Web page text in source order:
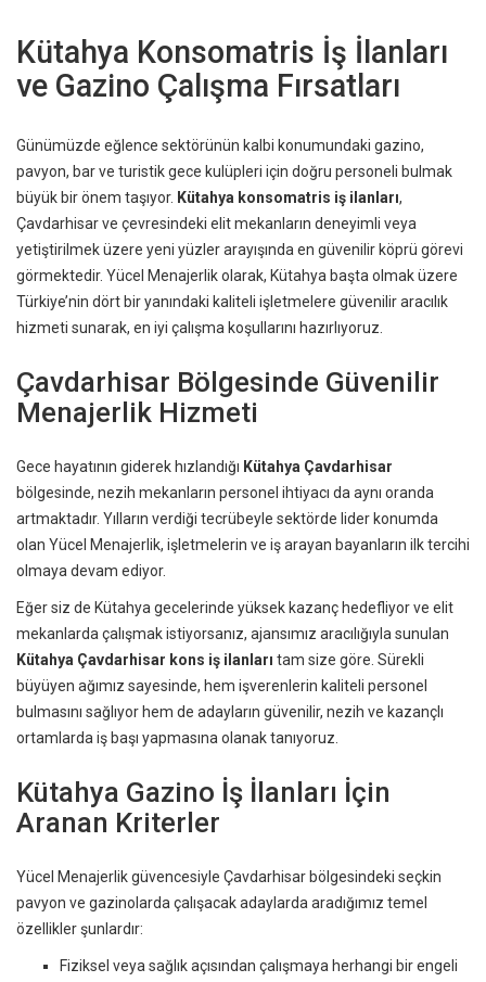
Kütahya Konsomatris İş İlanları
ve Gazino Çalışma Fırsatları
Günümüzde eğlence sektörünün kalbi konumundaki gazino,
pavyon, bar ve turistik gece kulüpleri için doğru personeli bulmak
büyük bir önem taşıyor. Kütahya konsomatris iş ilanları,
Çavdarhisar ve çevresindeki elit mekanların deneyimli veya
yetiştirilmek üzere yeni yüzler arayışında en güvenilir köprü görevi
görmektedir. Yücel Menajerlik olarak, Kütahya başta olmak üzere
Türkiye’nin dört bir yanındaki kaliteli işletmelere güvenilir aracılık
hizmeti sunarak, en iyi çalışma koşullarını hazırlıyoruz.
Çavdarhisar Bölgesinde Güvenilir
Menajerlik Hizmeti
Gece hayatının giderek hızlandığı Kütahya Çavdarhisar
bölgesinde, nezih mekanların personel ihtiyacı da aynı oranda
artmaktadır. Yılların verdiği tecrübeyle sektörde lider konumda
olan Yücel Menajerlik, işletmelerin ve iş arayan bayanların ilk tercihi
olmaya devam ediyor.
Eğer siz de Kütahya gecelerinde yüksek kazanç hedefliyor ve elit
mekanlarda çalışmak istiyorsanız, ajansımız aracılığıyla sunulan
Kütahya Çavdarhisar kons iş ilanları tam size göre. Sürekli
büyüyen ağımız sayesinde, hem işverenlerin kaliteli personel
bulmasını sağlıyor hem de adayların güvenilir, nezih ve kazançlı
ortamlarda iş başı yapmasına olanak tanıyoruz.
Kütahya Gazino İş İlanları İçin
Aranan Kriterler
Yücel Menajerlik güvencesiyle Çavdarhisar bölgesindeki seçkin
pavyon ve gazinolarda çalışacak adaylarda aradığımız temel
özellikler şunlardır:
Fiziksel veya sağlık açısından çalışmaya herhangi bir engeli